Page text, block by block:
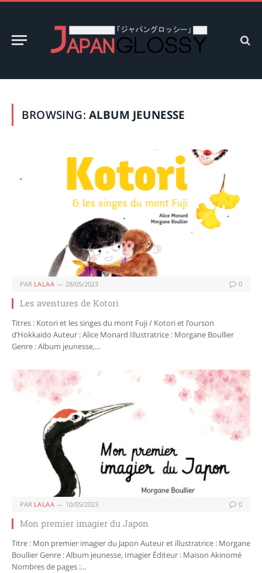
BROWSING: ALBUM JEUNESSE
PAR LALAA 28/05/2023 0
Les aventures de Kotori
Titres : Kotori et les singes du mont Fuji / Kotori et l’ourson
d’Hokkaido Auteur : Alice Monard Illustratrice : Morgane Boullier
Genre : Album jeunesse,…
PAR LALAA 10/05/2023 0
Mon premier imagier du Japon
Titre : Mon premier imagier du Japon Auteur et illustratrice : Morgane
Boullier Genre : Album jeunesse, Imagier Éditeur : Maison Akinomé
Nombres de pages :…